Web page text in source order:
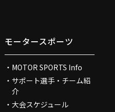
モータースポーツ
MOTOR SPORTS Info
サポート選手・チーム紹
介
大会スケジュール